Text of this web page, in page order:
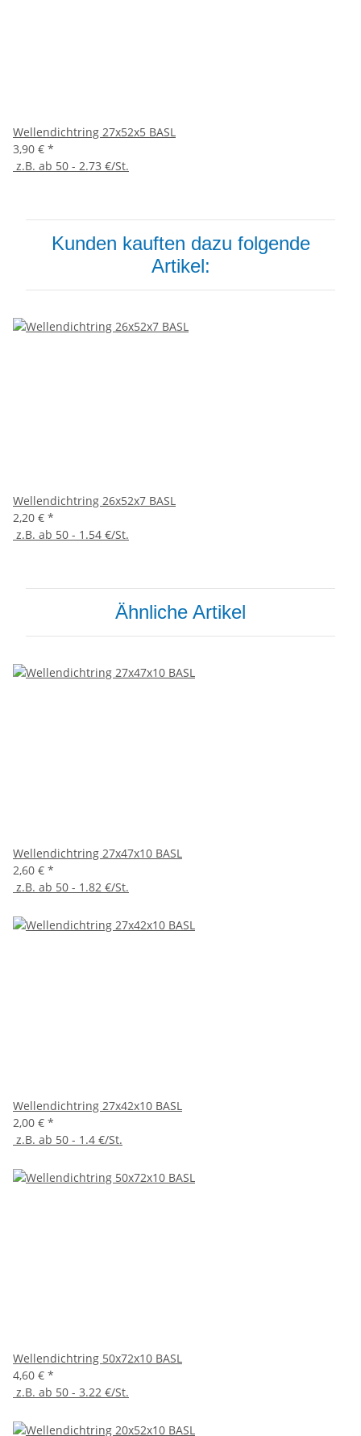
Wellendichtring 27x52x5 BASL
3,90 € *
z.B. ab 50 - 2.73 €/St.
Kunden kauften dazu folgende
Artikel:
Wellendichtring 26x52x7 BASL
2,20 € *
z.B. ab 50 - 1.54 €/St.
Ähnliche Artikel
Wellendichtring 27x47x10 BASL
2,60 € *
z.B. ab 50 - 1.82 €/St.
Wellendichtring 27x42x10 BASL
2,00 € *
z.B. ab 50 - 1.4 €/St.
Wellendichtring 50x72x10 BASL
4,60 € *
z.B. ab 50 - 3.22 €/St.